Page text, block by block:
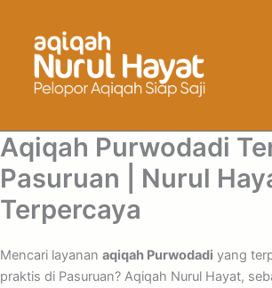
Aqiqah Purwodadi
Pasuruan | Nurul
Terpercaya
Mencari layanan aqiqah Purwodadi yang
praktis di Pasuruan? Aqiqah Nurul Hayat,